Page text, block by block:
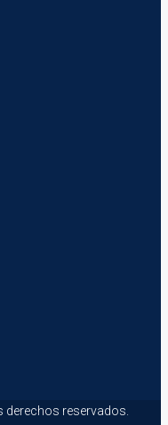
derechos reservados.